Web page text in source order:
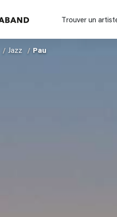
Trouver un
Jazz Pau